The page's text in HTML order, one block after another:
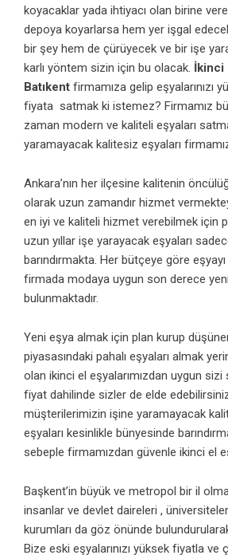
koyacaklar yada ihtiyacı olan birine
depoya koyarlarsa hem yer işgal
bir şey hem de çürüyecek ve bir işe
karlı yöntem sizin için bu olacak. İkinci
Batıkent firmamıza gelip eşyalarınızı
fiyata satmak ki istemez? Firmamız
zaman modern ve kaliteli eşyaları
yaramayacak kalitesiz eşyaları
Ankara’nın her ilçesine kalitenin
olarak uzun zamandır hizmet
en iyi ve kaliteli hizmet verebilmek için
uzun yıllar işe yarayacak eşyaları
barındırmakta. Her bütçeye göre
firmada modaya uygun son derece
bulunmaktadır.
Yeni eşya almak için plan kurup
piyasasındaki pahalı eşyaları almak
olan ikinci el eşyalarımızdan uygun
fiyat dahilinde sizler de elde
müşterilerimizin işine yaramayacak
eşyaları kesinlikle bünyesinde
sebeple firmamızdan güvenle ikinci el
Başkent’in büyük ve metropol bir il
insanlar ve devlet daireleri ,
kurumları da göz önünde
Bize eski eşyalarınızı yüksek fiyatla ve